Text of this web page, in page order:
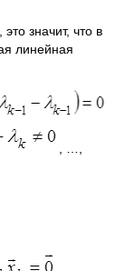
значит, что в
линейная